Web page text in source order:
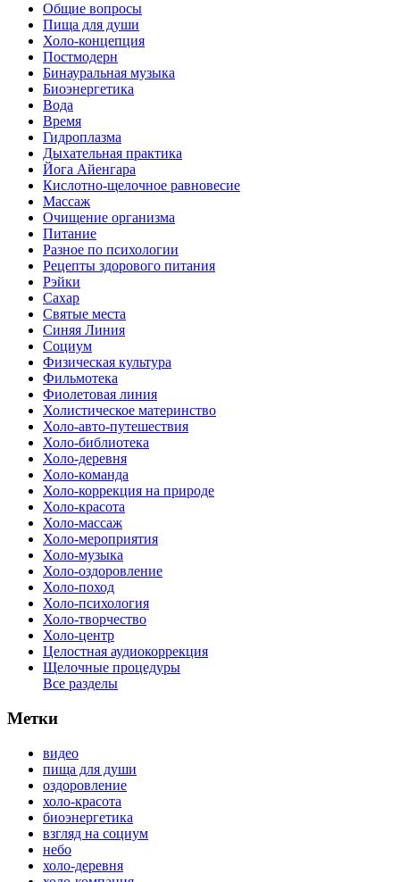
Общие вопросы
Пища для души
Холо-концепция
Постмодерн
Бинауральная музыка
Биоэнергетика
Вода
Время
Гидроплазма
Дыхательная практика
Йога Айенгара
Кислотно-щелочное равновесие
Массаж
Очищение организма
Питание
Разное по психологии
Рецепты здорового питания
Рэйки
Сахар
Святые места
Синяя Линия
Социум
Физическая культура
Фильмотека
Фиолетовая линия
Холистическое материнство
Холо-авто-путешествия
Холо-библиотека
Холо-деревня
Холо-команда
Холо-коррекция на природе
Холо-красота
Холо-массаж
Холо-мероприятия
Холо-музыка
Холо-оздоровление
Холо-поход
Холо-психология
Холо-творчество
Холо-центр
Целостная аудиокоррекция
Щелочные процедуры
Все разделы
Метки
видео
пища для души
оздоровление
холо-красота
биоэнергетика
взгляд на социум
небо
холо-деревня